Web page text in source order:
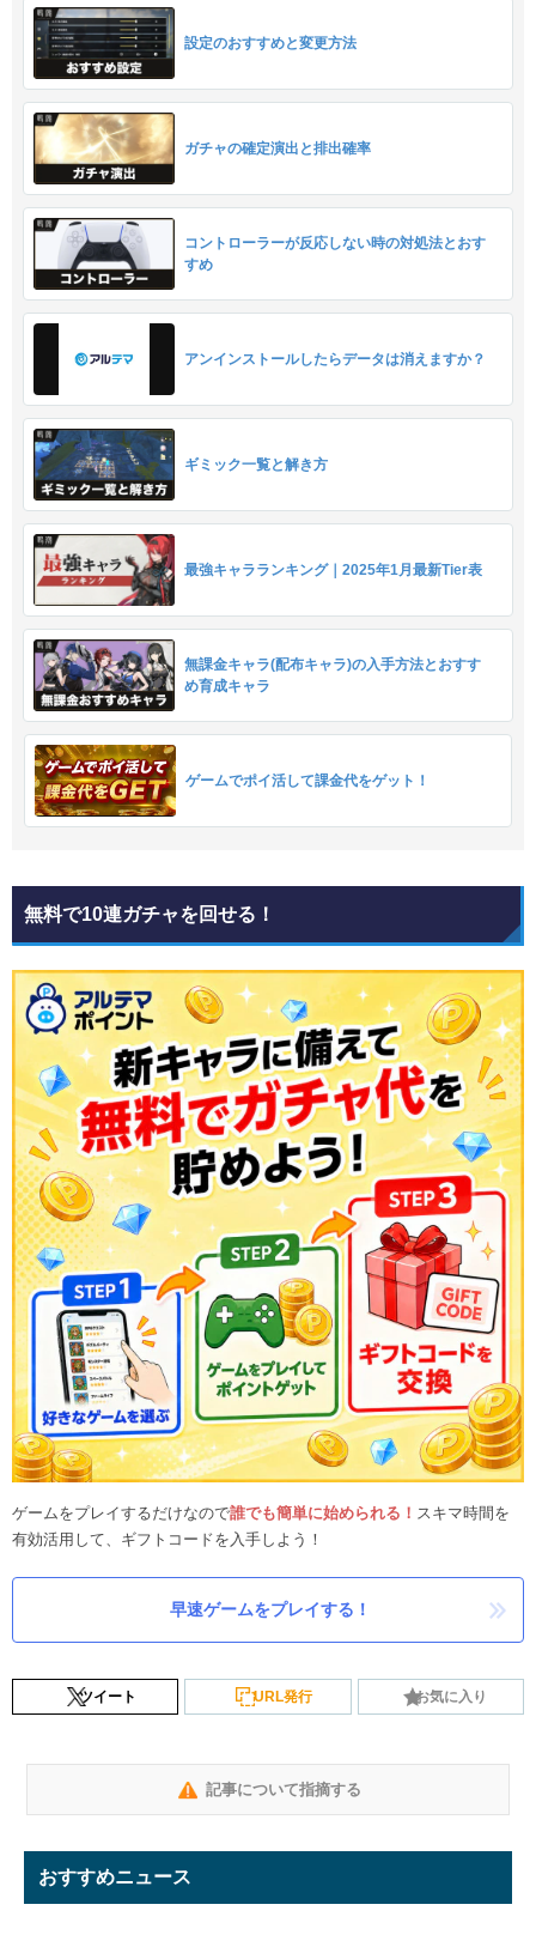
設定のおすすめと変更方法
ガチャの確定演出と排出確率
コントローラーが反応しない時の対処法とおす
すめ
アンインストールしたらデータは消えますか？
ギミック一覧と解き方
最強キャラランキング｜2025年1月最新Tier表
無課金キャラ(配布キャラ)の入手方法とおすす
め育成キャラ
ゲームでポイ活して課金代をゲット！
無料で10連ガチャを回せる！
ゲームをプレイするだけなので誰でも簡単に始められる！ スキマ時間を
有効活用して、ギフトコードを入手しよう！
早速ゲームをプレイする！
ツイート URL発行 お気に入り
記事について指摘する
おすすめニュース